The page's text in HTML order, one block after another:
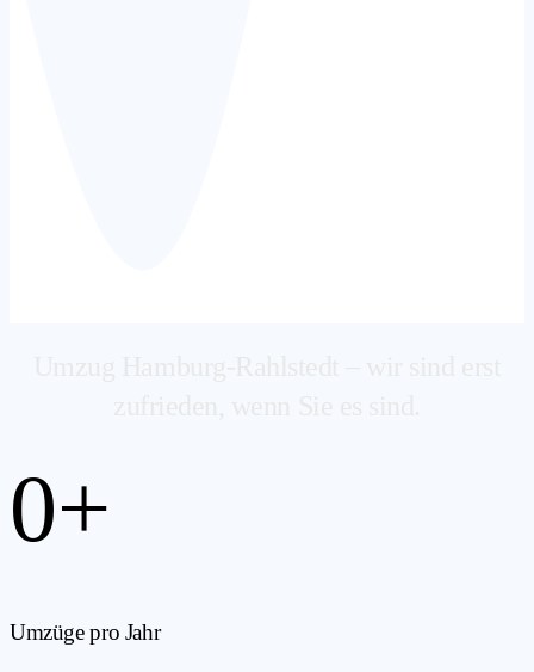
0+
Umzüge pro Jahr